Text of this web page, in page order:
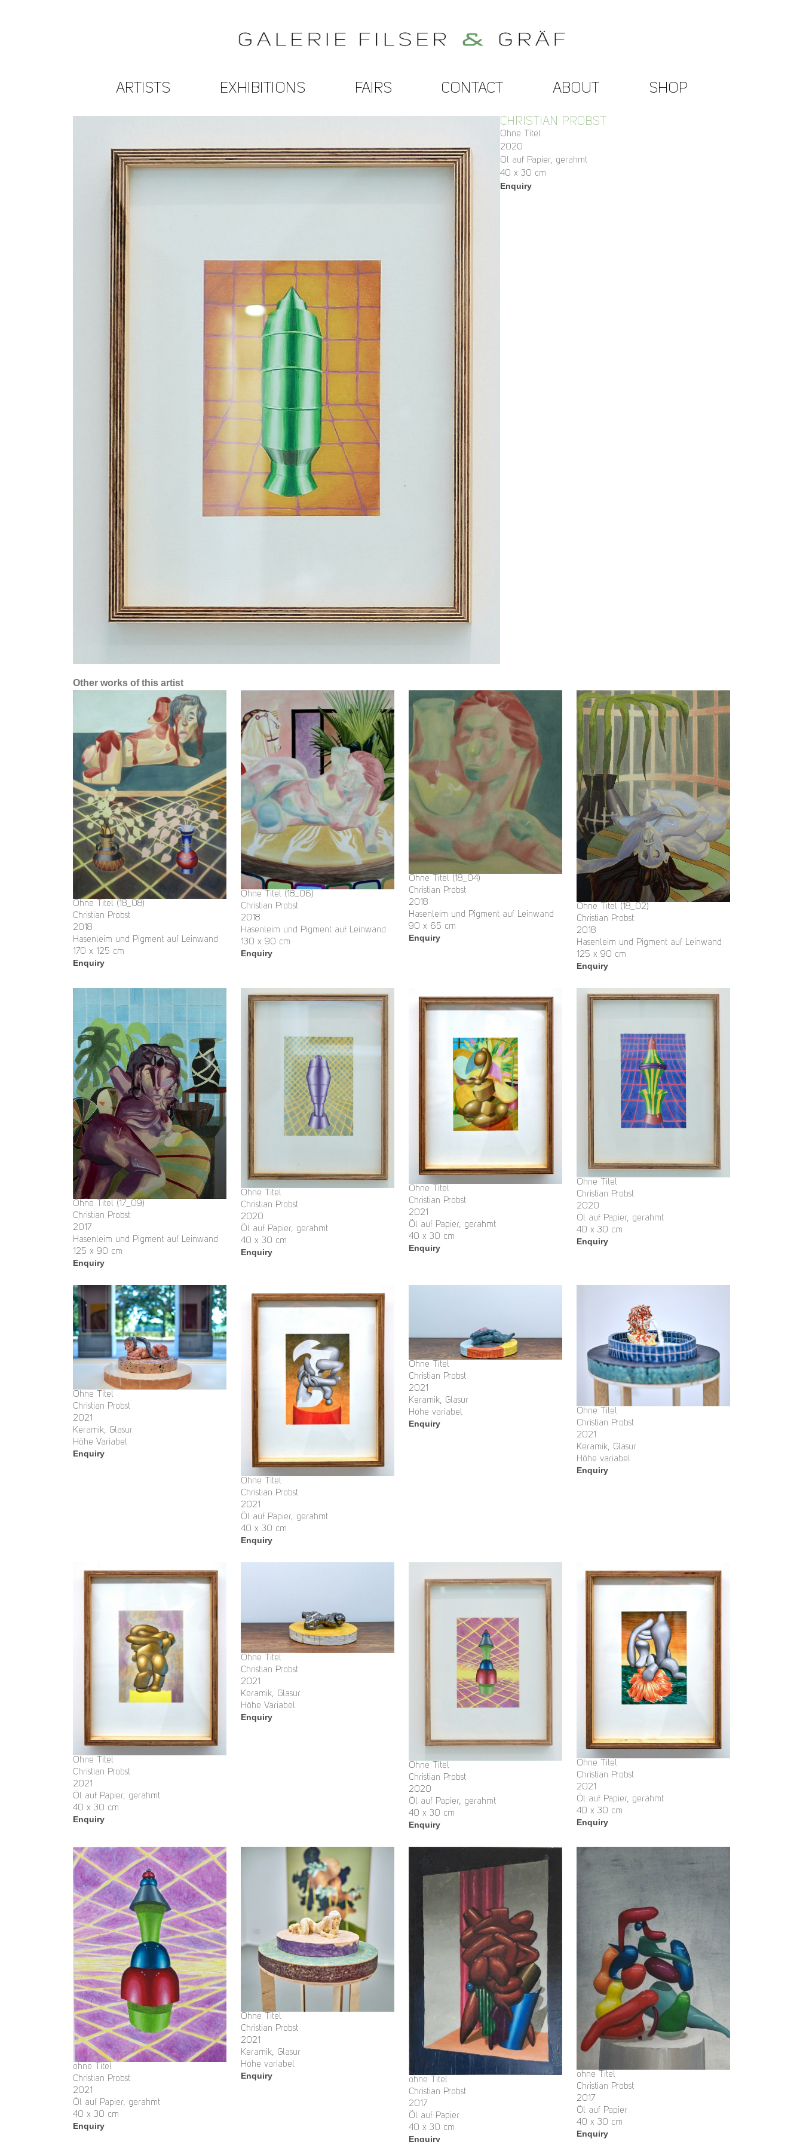
ARTISTS EXHIBITIONS FAIRS CONTACT ABOUT SHOP
CHRISTIAN PROBST
Ohne Titel
2020
Öl auf Papier, gerahmt
40 x 30 cm
Enquiry
Other works of this artist
Ohne Titel (18_08)
Christian Probst
2018
Hasenleim und Pigment auf Leinwand
170 x 125 cm
Enquiry
Ohne Titel (18_06)
Christian Probst
2018
Hasenleim und Pigment auf Leinwand
130 x 90 cm
Enquiry
Ohne Titel (18_04)
Christian Probst
2018
Hasenleim und Pigment auf Leinwand
90 x 65 cm
Enquiry
Ohne Titel (18_02)
Christian Probst
2018
Hasenleim und Pigment auf Leinwand
125 x 90 cm
Enquiry
Ohne Titel (17_09)
Christian Probst
2017
Hasenleim und Pigment auf Leinwand
125 x 90 cm
Enquiry
Ohne Titel
Christian Probst
2020
Öl auf Papier, gerahmt
40 x 30 cm
Enquiry
Ohne Titel
Christian Probst
2021
Öl auf Papier, gerahmt
40 x 30 cm
Enquiry
Ohne Titel
Christian Probst
2020
Öl auf Papier, gerahmt
40 x 30 cm
Enquiry
Ohne Titel
Christian Probst
2021
Keramik, Glasur
Höhe Variabel
Enquiry
Ohne Titel
Christian Probst
2021
Öl auf Papier, gerahmt
40 x 30 cm
Enquiry
Ohne Titel
Christian Probst
2021
Keramik, Glasur
Höhe variabel
Enquiry
Ohne Titel
Christian Probst
2021
Keramik, Glasur
Höhe variabel
Enquiry
Ohne Titel
Christian Probst
2021
Öl auf Papier, gerahmt
40 x 30 cm
Enquiry
Ohne Titel
Christian Probst
2021
Keramik, Glasur
Höhe Variabel
Enquiry
Ohne Titel
Christian Probst
2020
Öl auf Papier, gerahmt
40 x 30 cm
Enquiry
Ohne Titel
Christian Probst
2021
Öl auf Papier, gerahmt
40 x 30 cm
Enquiry
ohne Titel
Christian Probst
2021
Öl auf Papier, gerahmt
40 x 30 cm
Enquiry
Ohne Titel
Christian Probst
2021
Keramik, Glasur
Höhe variabel
Enquiry
ohne Titel
Christian Probst
2017
Öl auf Papier
40 x 30 cm
Enquiry
ohne Titel
Christian Probst
2017
Öl auf Papier
40 x 30 cm
Enquiry